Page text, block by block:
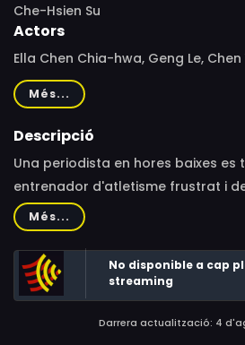
Che-Hsien Su
Actors
Ella Chen Chia-hwa, Geng Le,
Haodong Lan, Lin Hui-Min, Li Cheng-
Zhan Mu, James Lee, Liu Yu-Ren,
Més...
Descripció
Una periodista en hores baixes es
entrenador d'atletisme frustrat i
aixecar un equip de cinc
de"problemàtics"a la seva escola
Més...
No disponible a cap
streaming
Darrera actualització: 4